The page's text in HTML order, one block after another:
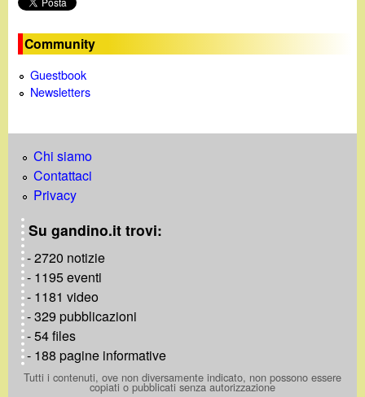
Community
Guestbook
Newsletters
Chi siamo
Contattaci
Privacy
Su gandino.it trovi:
- 2720 notizie
- 1195 eventi
- 1181 video
- 329 pubblicazioni
- 54 files
- 188 pagine informative
Tutti i contenuti, ove non diversamente indicato, non possono essere
copiati o pubblicati senza autorizzazione